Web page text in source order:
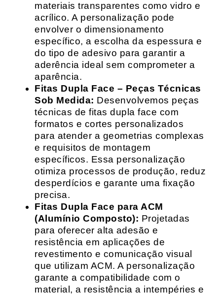
materiais transparentes como vidro e
acrílico. A personalização pode
envolver o dimensionamento
específico, a escolha da espessura e
do tipo de adesivo para garantir a
aderência ideal sem comprometer a
aparência.
Fitas Dupla Face – Peças Técnicas
Sob Medida: Desenvolvemos peças
técnicas de fitas dupla face com
formatos e cortes personalizados
para atender a geometrias complexas
e requisitos de montagem
específicos. Essa personalização
otimiza processos de produção, reduz
desperdícios e garante uma fixação
precisa.
Fitas Dupla Face para ACM
(Alumínio Composto): Projetadas
para oferecer alta adesão e
resistência em aplicações de
revestimento e comunicação visual
que utilizam ACM. A personalização
garante a compatibilidade com o
material, a resistência a intempéries e